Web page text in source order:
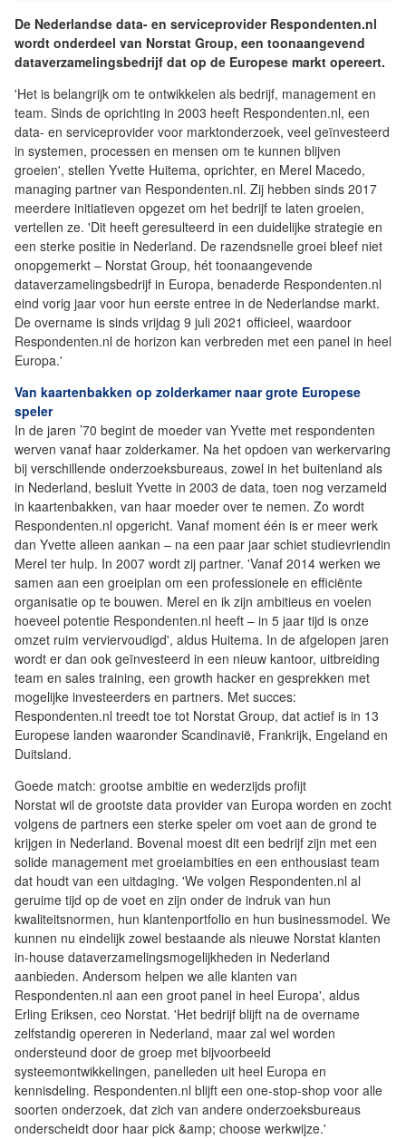
De Nederlandse data- en serviceprovider Respondenten.nl
wordt onderdeel van Norstat Group, een toonaangevend
dataverzamelingsbedrijf dat op de Europese markt opereert.
'Het is belangrijk om te ontwikkelen als bedrijf, management en
team. Sinds de oprichting in 2003 heeft Respondenten.nl, een
data- en serviceprovider voor marktonderzoek, veel geïnvesteerd
in systemen, processen en mensen om te kunnen blijven
groeien', stellen Yvette Huitema, oprichter, en Merel Macedo,
managing partner van Respondenten.nl. Zij hebben sinds 2017
meerdere initiatieven opgezet om het bedrijf te laten groeien,
vertellen ze. 'Dit heeft geresulteerd in een duidelijke strategie en
een sterke positie in Nederland. De razendsnelle groei bleef niet
onopgemerkt – Norstat Group, hét toonaangevende
dataverzamelingsbedrijf in Europa, benaderde Respondenten.nl
eind vorig jaar voor hun eerste entree in de Nederlandse markt.
De overname is sinds vrijdag 9 juli 2021 officieel, waardoor
Respondenten.nl de horizon kan verbreden met een panel in heel
Europa.'
Van kaartenbakken op zolderkamer naar grote Europese
speler
In de jaren ’70 begint de moeder van Yvette met respondenten
werven vanaf haar zolderkamer. Na het opdoen van werkervaring
bij verschillende onderzoeksbureaus, zowel in het buitenland als
in Nederland, besluit Yvette in 2003 de data, toen nog verzameld
in kaartenbakken, van haar moeder over te nemen. Zo wordt
Respondenten.nl opgericht. Vanaf moment één is er meer werk
dan Yvette alleen aankan – na een paar jaar schiet studievriendin
Merel ter hulp. In 2007 wordt zij partner. 'Vanaf 2014 werken we
samen aan een groeiplan om een professionele en efficiënte
organisatie op te bouwen. Merel en ik zijn ambitieus en voelen
hoeveel potentie Respondenten.nl heeft – in 5 jaar tijd is onze
omzet ruim verviervoudigd', aldus Huitema. In de afgelopen jaren
wordt er dan ook geïnvesteerd in een nieuw kantoor, uitbreiding
team en sales training, een growth hacker en gesprekken met
mogelijke investeerders en partners. Met succes:
Respondenten.nl treedt toe tot Norstat Group, dat actief is in 13
Europese landen waaronder Scandinavië, Frankrijk, Engeland en
Duitsland.
Goede match: grootse ambitie en wederzijds profijt
Norstat wil de grootste data provider van Europa worden en zocht
volgens de partners een sterke speler om voet aan de grond te
krijgen in Nederland. Bovenal moest dit een bedrijf zijn met een
solide management met groeiambities en een enthousiast team
dat houdt van een uitdaging. 'We volgen Respondenten.nl al
geruime tijd op de voet en zijn onder de indruk van hun
kwaliteitsnormen, hun klantenportfolio en hun businessmodel. We
kunnen nu eindelijk zowel bestaande als nieuwe Norstat klanten
in-house dataverzamelingsmogelijkheden in Nederland
aanbieden. Andersom helpen we alle klanten van
Respondenten.nl aan een groot panel in heel Europa', aldus
Erling Eriksen, ceo Norstat. 'Het bedrijf blijft na de overname
zelfstandig opereren in Nederland, maar zal wel worden
ondersteund door de groep met bijvoorbeeld
systeemontwikkelingen, panelleden uit heel Europa en
kennisdeling. Respondenten.nl blijft een one-stop-shop voor alle
soorten onderzoek, dat zich van andere onderzoeksbureaus
onderscheidt door haar pick &amp; choose werkwijze.'